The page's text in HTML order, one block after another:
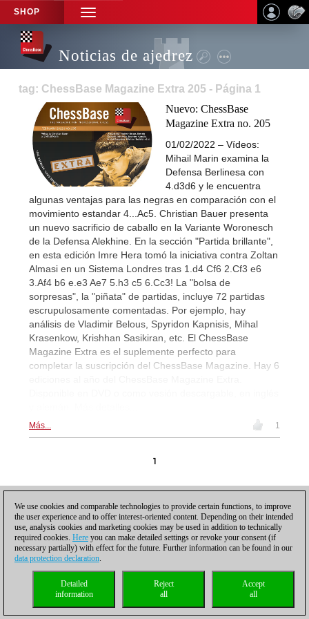
SHOP
TOGGLE
NAVIGATION
Noticias de ajedrez
tag: ChessBase Magazine Extra 205 - Página 1
Nuevo: ChessBase
Magazine Extra no. 205
01/02/2022 – Vídeos:
Mihail Marin examina la
Defensa Berlinesa con
4.d3d6 y le encuentra
algunas ventajas para las negras en comparación con el
movimiento estandar 4...Ac5. Christian Bauer presenta
un nuevo sacrificio de caballo en la Variante Woronesch
de la Defensa Alekhine. En la sección "Partida brillante",
en esta edición Imre Hera tomó la iniciativa contra Zoltan
Almasi en un Sistema Londres tras 1.d4 Cf6 2.Cf3 e6
3.Af4 b6 e.e3 Ae7 5.h3 c5 6.Cc3! La "bolsa de
sorpresas", la "piñata" de partidas, incluye 72 partidas
escrupulosamente comentadas. Por ejemplo, hay
análisis de Vladimir Belous, Spyridon Kapnisis, Mihal
Krasenkow, Krishhan Sasikiran, etc. El ChessBase
Magazine Extra es el suplemente perfecto para
completar la suscripción del ChessBase Magazine. Hay 6
Más... 1
1
Política de privacidad|Pie de imprenta|Para contactar|Cookies Management |
Licencias
We use cookies and comparable technologies to provide certain functions, to improve
the user experience and to offer interest-oriented content. Depending on their intended
use, analysis cookies and marketing cookies may be used in addition to technically
required cookies. Here you can make detailed settings or revoke your consent (if
necessary partially) with effect for the future. Further information can be found in our
data protection declaration.
Accept
all
Reject
all
Detailed
information